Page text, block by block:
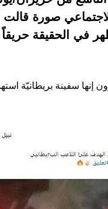
صورة قالت
في الحقيقة
إنها سفينة بريطانيّة